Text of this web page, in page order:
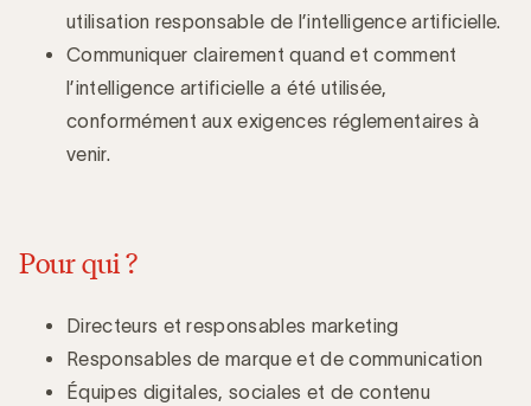
utilisation responsable de l’intelligence artificielle.
Communiquer clairement quand et comment
l’intelligence artificielle a été utilisée,
conformément aux exigences réglementaires à
venir.
Pour qui ?
Directeurs et responsables marketing
Responsables de marque et de communication
Équipes digitales, sociales et de contenu